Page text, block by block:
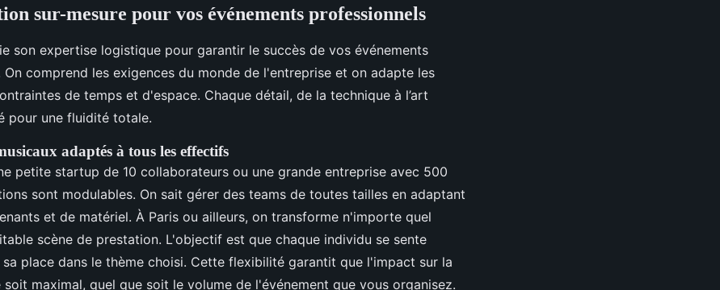
sur-mesure pour vos événements professionnels
son expertise logistique pour garantir le succès de vos événements
On comprend les exigences du monde de l'entreprise et on adapte les
de temps et d'espace. Chaque détail, de la technique à l’art
pour une fluidité totale.
adaptés à tous les effectifs
petite startup de 10 collaborateurs ou une grande entreprise avec 500
sont modulables. On sait gérer des teams de toutes tailles en adaptant
et de matériel. À Paris ou ailleurs, on transforme n'importe quel
scène de prestation. L'objectif est que chaque individu se sente
place dans le thème choisi. Cette flexibilité garantit que l'impact sur la
maximal, quel que soit le volume de l'événement que vous organisez.